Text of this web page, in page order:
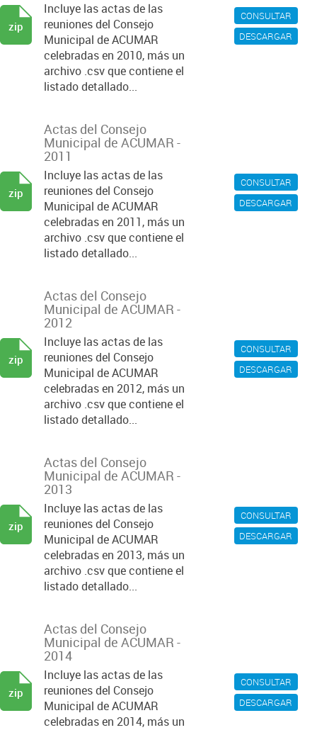
CONSULTAR
DESCARGAR
Incluye las actas de las
reuniones del Consejo
Municipal de ACUMAR
celebradas en 2010, más un
archivo .csv que contiene el
listado detallado...
zip
CONSULTAR
DESCARGAR
Actas del Consejo
Municipal de ACUMAR -
2011
Incluye las actas de las
reuniones del Consejo
Municipal de ACUMAR
celebradas en 2011, más un
archivo .csv que contiene el
listado detallado...
zip
CONSULTAR
DESCARGAR
Actas del Consejo
Municipal de ACUMAR -
2012
Incluye las actas de las
reuniones del Consejo
Municipal de ACUMAR
celebradas en 2012, más un
archivo .csv que contiene el
listado detallado...
zip
CONSULTAR
DESCARGAR
Actas del Consejo
Municipal de ACUMAR -
2013
Incluye las actas de las
reuniones del Consejo
Municipal de ACUMAR
celebradas en 2013, más un
archivo .csv que contiene el
listado detallado...
zip
CONSULTAR
DESCARGAR
Actas del Consejo
Municipal de ACUMAR -
2014
Incluye las actas de las
reuniones del Consejo
Municipal de ACUMAR
celebradas en 2014, más un
zip